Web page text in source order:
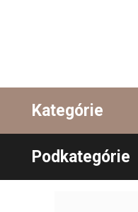
Kategórie
Podkategórie